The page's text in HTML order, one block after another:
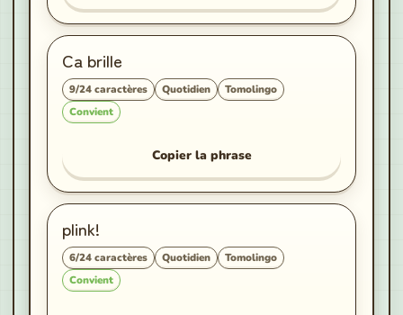
Ca brille
9/24caractères Quotidien
Tomolingo
Convient
Copier la phrase
plink!
6/24caractères Quotidien
Tomolingo
Convient